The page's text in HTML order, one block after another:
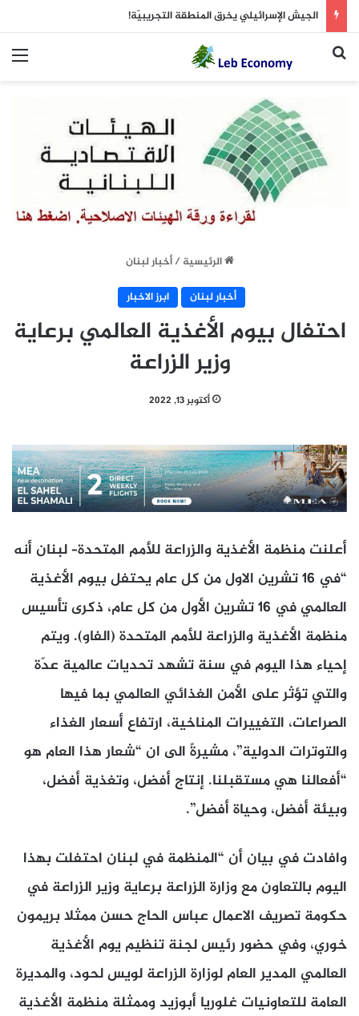
الجيش الإسرائيلي يخرق المنطقة التجريبيّة!
بحث عن
الرئيسية / أخبار لبنان
أخبار لبنان
ابرز الاخبار
احتفال بيوم الأغذية العالمي برعاية
وزير الزراعة
أكتوبر 13, 2022
أعلنت منظمة الأغذية والزراعة للأمم المتحدة– لبنان أنه
“في 16 تشرين الاول من كل عام يحتفل بيوم الأغذية
العالمي في 16 تشرين الأول من كل عام، ذكرى تأسيس
منظمة الأغذية والزراعة للأمم المتحدة (الفاو). ويتم
إحياء هذا اليوم في سنة تشهد تحديات عالمية عدّة
والتي تؤثر على الأمن الغذائي العالمي بما فيها
الصراعات، التغييرات المناخية، ارتفاع أسعار الغذاء
والتوترات الدولية”، مشيرةً الى ان “شعار هذا العام هو
“أفعالنا هي مستقبلنا. إنتاج أفضل، وتغذية أفضل،
وبيئة أفضل، وحياة أفضل”.
وافادت في بيان أن “المنظمة في لبنان احتفلت بهذا
اليوم بالتعاون مع وزارة الزراعة برعاية وزير الزراعة في
حكومة تصريف الاعمال عباس الحاج حسن ممثلا بريمون
خوري، وفي حضور رئيس لجنة تنظيم يوم الأغذية
العالمي المدير العام لوزارة الزراعة لويس لحود، والمديرة
العامة للتعاونيات غلوريا أبوزيد وممثلة منظمة الأغذية